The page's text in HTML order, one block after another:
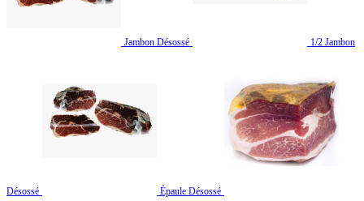
Jambon Désossé 1/2 Jambon
Désossé Épaule Désossé